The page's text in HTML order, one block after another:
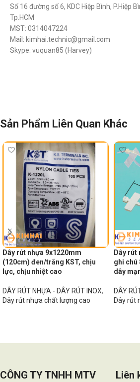
Số 16 đường số 6, KDC Hiệp Bình, P.Hiệp
Tp.HCM
MST: 0314047224
Mail: kimhai.technic@gmail.com
Skype: vuquan85 (Harvey)
Sản Phẩm Liên Quan Khác
Dây rút nhựa 9x1220mm
(120cm) đen/trắng KST, chịu
lực, chịu nhiệt cao
DÂY RÚT NHỰA - DÂY RÚT INOX,
Dây rút nhựa chất lượng cao
Dây rút
ghi chú
dây
DÂY
Dây rút
CÔNG TY TNHH MTV
Liên